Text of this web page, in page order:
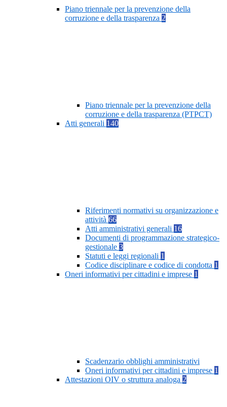
Piano triennale per la prevenzione della
corruzione e della trasparenza 2
Piano triennale per la prevenzione della
corruzione e della trasparenza (PTPCT)
Atti generali 140
Riferimenti normativi su organizzazione e
attività 66
Atti amministrativi generali 16
Documenti di programmazione strategico-
gestionale 3
Statuti e leggi regionali 1
Codice disciplinare e codice di condotta 1
Oneri informativi per cittadini e imprese 1
Scadenzario obblighi amministrativi
Oneri informativi per cittadini e imprese 1
Attestazioni OIV o struttura analoga 2